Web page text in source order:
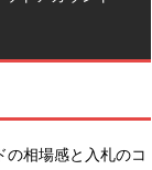
レードキャンセル待